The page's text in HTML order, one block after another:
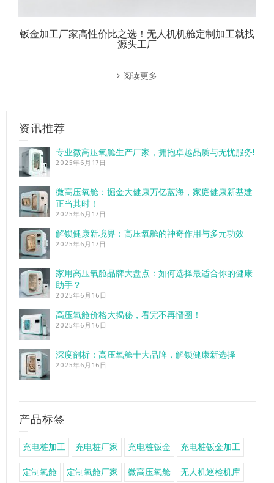
钣金加工厂家高性价比之选！无人机机舱定制加工就找
源头工厂
阅读更多
资讯推荐
专业微高压氧舱生产厂家，拥抱卓越品质与无忧服务!
2025年6月17日
微高压氧舱：掘金大健康万亿蓝海，家庭健康新基建
正当其时！
2025年6月17日
解锁健康新境界：高压氧舱的神奇作用与多元功效
2025年6月17日
家用高压氧舱品牌大盘点：如何选择最适合你的健康
助手？
2025年6月16日
高压氧舱价格大揭秘，看完不再懵圈！
2025年6月16日
深度剖析：高压氧舱十大品牌，解锁健康新选择
2025年6月16日
产品标签
充电桩加工 充电桩厂家 充电桩钣金 充电桩钣金加工
定制氧舱 定制氧舱厂家 微高压氧舱 无人机巡检机库